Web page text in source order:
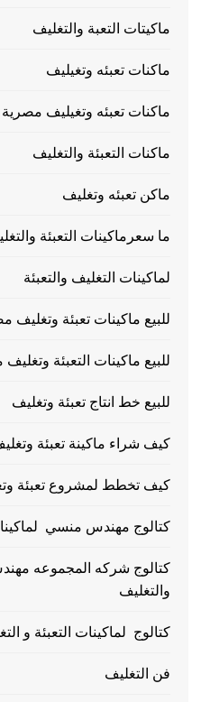
ماكيتات التعبة والتغليف
ماكنات تعبئه وتغيليف
ماكنات تعبئه وتغيليف مصرية
ماكنات التعبئة والتغليف
ماكن تعبئه وتغليف
ما سعرماكينات التعبئة
لماكينات التغليف والتعبئة
للبيع ماكينات تعبئة وتغليف
للبيع ماكينات التعبئة
للبيع خط انتاج تعبئة وتغليف
كيف شراء ماكينة تعبئة
كيف تخطط لمشروع تعبئة
كتالوج مهندس منسي
كتالوج شركه المجموعه
والتغليف
كتالوج لماكينات التعبئة و
فن التغليف